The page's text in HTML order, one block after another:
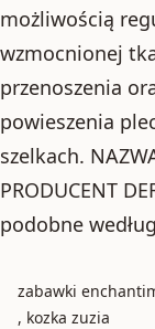
możliwością
wzmocnionej
przenoszenia
powieszenia
szelkach.
PRODUCENT
podobne
zabawki
, kozka zuzia